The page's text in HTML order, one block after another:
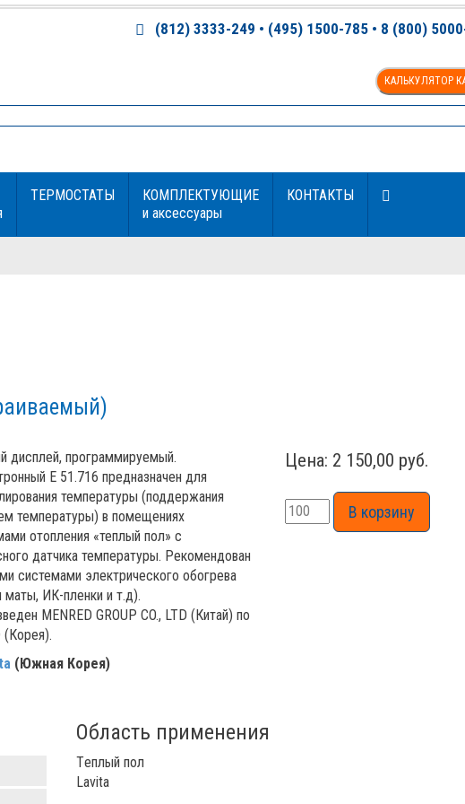
(812) 3333-249 • (495) 1500-785 • 8 (800)
КАЛЬКУЛЯТОР
ТЕРМОСТАТЫ
КОМПЛЕКТУЮЩИЕ
и аксессуары
КОНТАКТЫ
дисплей, программируемый.
E 51.716 предназначен для
температуры (поддержания
температуры) в помещениях
отопления «теплый пол» с
датчика температуры. Рекомендован
системами электрического обогрева
маты, ИК-пленки и т.д).
MENRED GROUP CO., LTD (Китай) по
(Корея).
(Южная Корея)
Цена: 2 150,00 руб.
Область применения
Tеплый пол
Lavita